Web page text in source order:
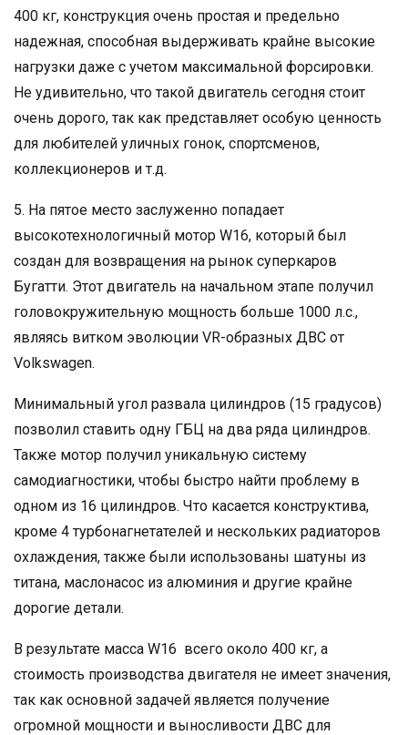
400 кг, конструкция очень простая и предельно
надежная, способная выдерживать крайне высокие
нагрузки даже с учетом максимальной форсировки.
Не удивительно, что такой двигатель сегодня стоит
очень дорого, так как представляет особую ценность
для любителей уличных гонок, спортсменов,
коллекционеров и т.д.
5. На пятое место заслуженно попадает
высокотехнологичный мотор W16, который был
создан для возвращения на рынок суперкаров
Бугатти. Этот двигатель на начальном этапе получил
головокружительную мощность больше 1000 л.с.,
являясь витком эволюции VR-образных ДВС от
Volkswagen.
Минимальный угол развала цилиндров (15 градусов)
позволил ставить одну ГБЦ на два ряда цилиндров.
Также мотор получил уникальную систему
самодиагностики, чтобы быстро найти проблему в
одном из 16 цилиндров. Что касается конструктива,
кроме 4 турбонагнетателей и нескольких радиаторов
охлаждения, также были использованы шатуны из
титана, маслонасос из алюминия и другие крайне
дорогие детали.
В результате масса W16 всего около 400 кг, а
стоимость производства двигателя не имеет значения,
так как основной задачей является получение
огромной мощности и выносливости ДВС для